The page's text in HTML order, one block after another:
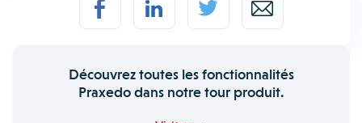
Découvrez toutes les fonctionnalités
Praxedo dans notre tour produit.